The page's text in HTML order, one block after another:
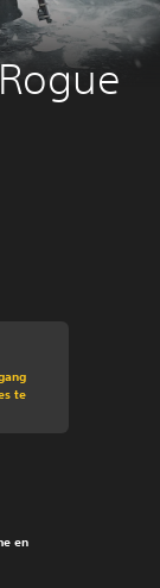
van de
te
van de
en